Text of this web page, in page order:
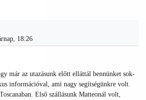
18:26
már az utazásunk előtt elláttál bennünket sok-
információval, ami nagy segítségünkre volt.
Első szállásunk Matteonál volt,